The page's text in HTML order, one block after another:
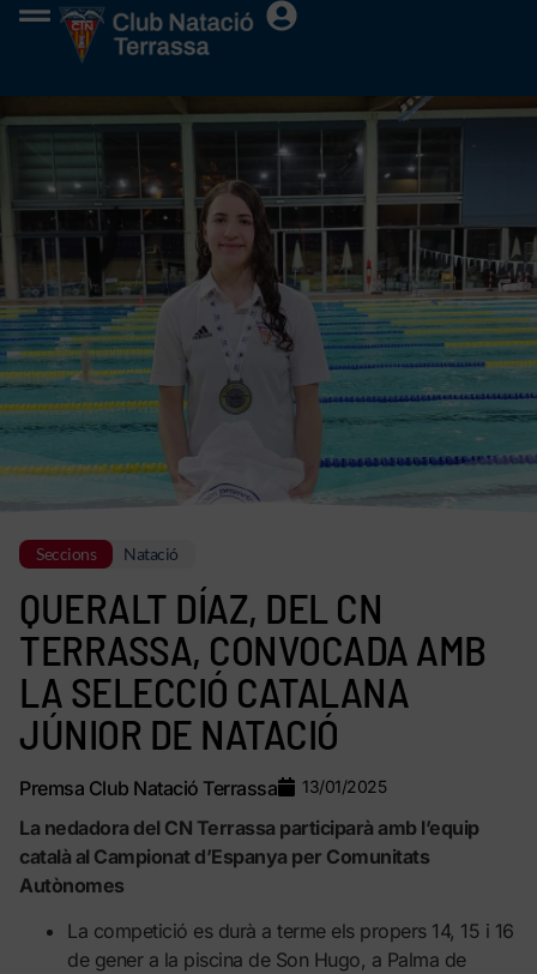
Seccions Natació
QUERALT DÍAZ, DEL CN
TERRASSA, CONVOCADA AMB
LA SELECCIÓ CATALANA
JÚNIOR DE NATACIÓ
Premsa Club Natació Terrassa 13/01/2025
La nedadora del CN Terrassa participarà amb l’equip
català al Campionat d’Espanya per Comunitats
Autònomes
La competició es durà a terme els propers 14, 15 i 16
de gener a la piscina de Son Hugo, a Palma de